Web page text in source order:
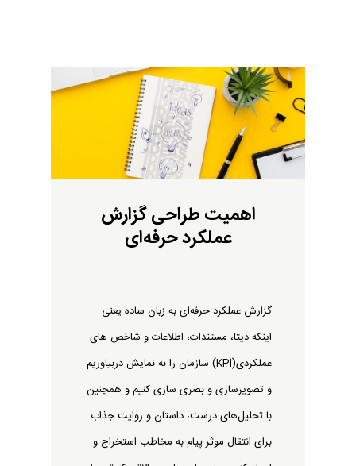
اهمیت طراحی گزارش
عملکرد حرفه‌ای
گزارش عملکرد حرفه‌ای به زبان ساده یعنی
اینکه دیتا، مستندات، اطلاعات و شاخص های
عملکردی(KPI) سازمان را به نمایش دربیاوریم
و تصویرسازی و بصری سازی کنیم و همچنین
با تحلیل‌های درست، داستان و روایت جذاب
برای انتقال موثر پیام به مخاطب استخراج و